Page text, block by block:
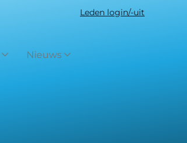
Leden login/-uit
Nieuws